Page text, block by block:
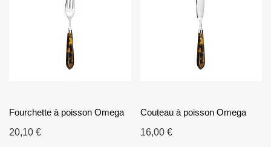
Fourchette à poisson Omega
20,10 €
Couteau à poisson Omega
16,00 €